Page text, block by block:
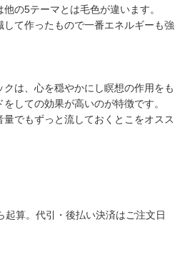
の5テーマとは毛色が違います。
て作ったもので一番エネルギーも強
は、心を穏やかにし瞑想の作用をも
しての効果が高いのが特徴です。
でもずっと流しておくとこをオスス
起算。代引・後払い決済はご注文日